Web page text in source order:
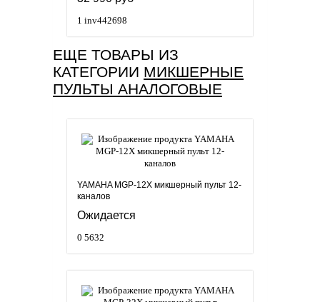
1 inv442698
ЕЩЕ ТОВАРЫ ИЗ
КАТЕГОРИИ МИКШЕРНЫЕ
ПУЛЬТЫ АНАЛОГОВЫЕ
YAMAHA MGP-12X микшерный пульт 12-
каналов
Ожидается
0 5632